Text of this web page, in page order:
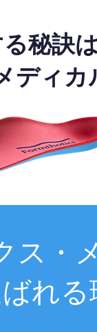
秘訣
ディカ
ス・
れる